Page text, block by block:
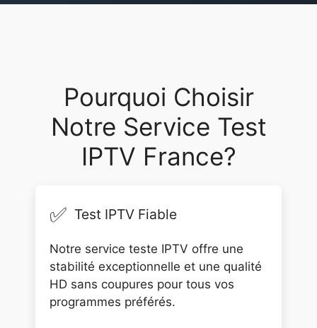
Pourquoi Choisir
Notre Service Test
IPTV France?
✅ Test IPTV Fiable
Notre service teste IPTV offre une
stabilité exceptionnelle et une qualité
HD sans coupures pour tous vos
programmes préférés.